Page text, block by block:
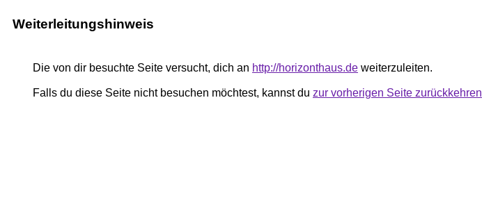
Weiterleitungshinweis
Die von dir besuchte Seite versucht, dich an http://horizonthaus.de weiterzuleiten.
Falls du diese Seite nicht besuchen möchtest, kannst du zur vorherigen Seite zurückkehren